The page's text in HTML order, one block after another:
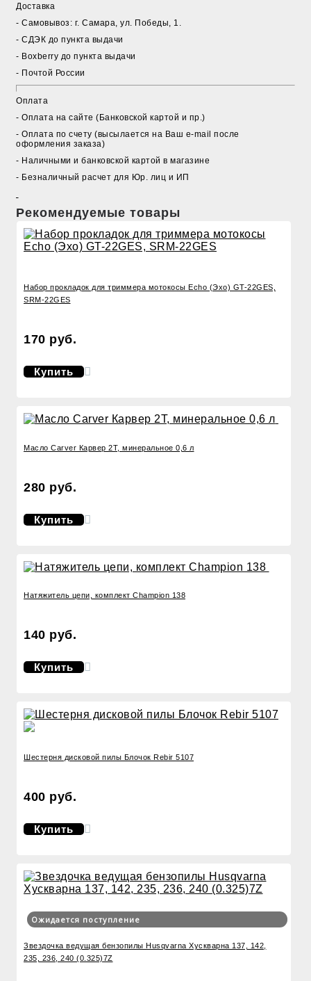
Доставка
- Cамовывоз: г. Самара, ул. Победы, 1.
- СДЭК до пункта выдачи
- Boxberry до пункта выдачи
- Почтой России
Оплата
- Оплата на сайте (Банковской картой и пр.)
- Оплата по счету (высылается на Ваш e-mail после
оформления заказа)
- Наличными и банковской картой в магазине
- Безналичный расчет для Юр. лиц и ИП
Рекомендуемые товары
Набор прокладок для триммера мотокосы Echo (Эхо) GT-22GES,
SRM-22GES
170 руб.
Купить
Масло Carver Карвер 2Т, минеральное 0,6 л
280 руб.
Купить
Натяжитель цепи, комплект Сhampion 138
140 руб.
Купить
Шестерня дисковой пилы Блочок Rebir 5107
400 руб.
Купить
Ожидается поступление
Звездочка ведущая бензопилы Husqvarna Хускварна 137, 142,
235, 236, 240 (0.325)7Z